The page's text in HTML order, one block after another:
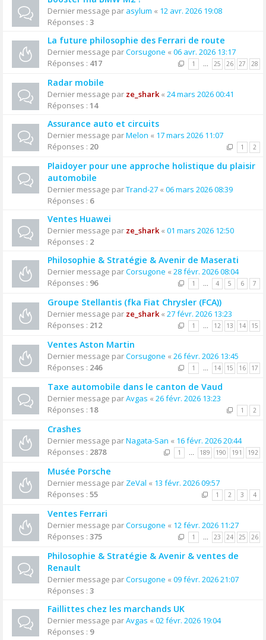
Dernier message par asylum « 12 avr. 2026 19:08
Réponses : 3
La future philosophie des Ferrari de route
Dernier message parCorsugone « 06 avr. 2026 13:17
Réponses : 417 1 … 25 26 27 28
Radar mobile
Dernier message par ze_shark« 24 mars 2026 00:41
Réponses : 14
Assurance auto et circuits
Dernier message parMelon « 17 mars 2026 11:07
Réponses : 20 1 2
Plaidoyer pour une approche holistique du plaisir
automobile
Dernier message parTrand-27 « 06 mars 2026 08:39
Réponses : 6
Ventes Huawei
Dernier message par ze_shark« 01 mars 2026 12:50
Réponses : 2
Philosophie & Stratégie & Avenir de Maserati
Dernier message parCorsugone « 28 févr. 2026 08:04
Réponses : 96 1 … 4 5 6 7
Groupe Stellantis (fka Fiat Chrysler (FCA))
Dernier message par ze_shark« 27 févr. 2026 13:23
Réponses : 212 1 … 12 13 14 15
Ventes Aston Martin
Dernier message parCorsugone « 26 févr. 2026 13:45
Réponses : 246 1 … 14 15 16 17
Taxe automobile dans le canton de Vaud
Dernier message parAvgas « 26 févr. 2026 13:23
Réponses : 18 1 2
Crashes
Dernier message parNagata-San « 16 févr. 2026 20:44
Réponses : 2878 1 … 189 190 191 192
Musée Porsche
Dernier message par ZeVal « 13 févr. 2026 09:57
Réponses : 55 1 2 3 4
Ventes Ferrari
Dernier message parCorsugone « 12 févr. 2026 11:27
Réponses : 375 1 … 23 24 25 26
Philosophie & Stratégie & Avenir & ventes de
Renault
Dernier message parCorsugone « 09 févr. 2026 21:07
Réponses : 3
Faillittes chez les marchands UK
Dernier message parAvgas « 02 févr. 2026 19:04
Réponses : 9